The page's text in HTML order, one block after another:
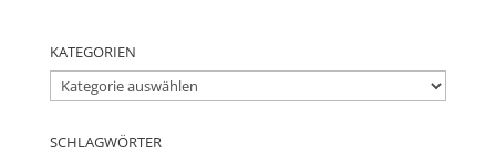
KATEGORIEN
Kategorien
SCHLAGWÖRTER